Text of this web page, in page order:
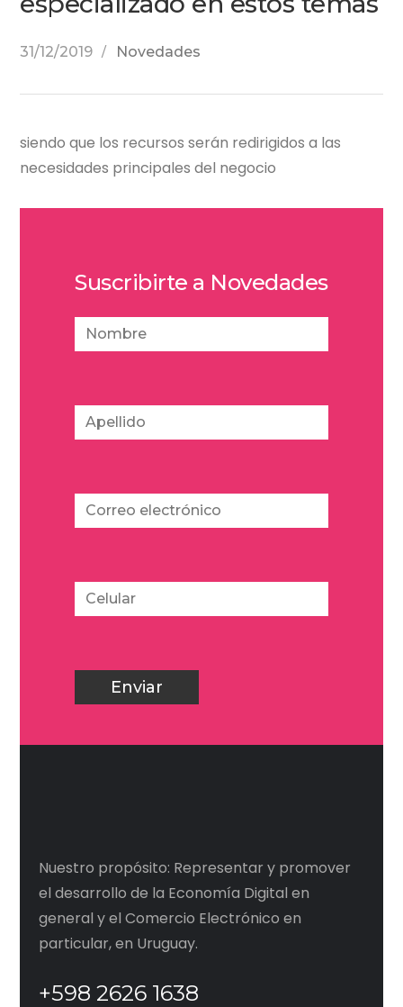
31/12/2019 Novedades
siendo que los recursos serán redirigidos a las
necesidades principales del negocio
Suscribirte a Novedades
Nuestro propósito: Representar y promover
el desarrollo de la Economía Digital en
general y el Comercio Electrónico en
particular, en Uruguay.
+598 2626 1638